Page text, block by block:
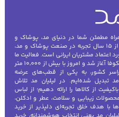
لیلیان مد آشنا
ایده‌آل برای محیط
و مهمانی‌های رسمی است.
با برش کلاسیک، رنگ‌های
طراحی می‌شوند. ترکیب
مطمئن شما در دنیای مد، پوشاک و
سبک زندگی | لیلیان مد، با بیش از ۱۵ سال تجربه در صنعت پوشاک و مد،
اعتماد مشتریان ایرانی است. فعالیت ما
از سال ۲۰۰۸ زیرمجموعه گروه شکوفا آغاز شد و امروز با بیش از ۱۰٬۰۰۰ متر
کشور، به یکی از قطب‌های عرضه
شده‌ایم. در لیلیان مد تلاش
از کالاها را ارائه دهیم؛ از لباس
محصولات زیبایی و سلامت، عطر و ادکلن،
هدف خلق تجربه‌ای دلپذیر از خرید